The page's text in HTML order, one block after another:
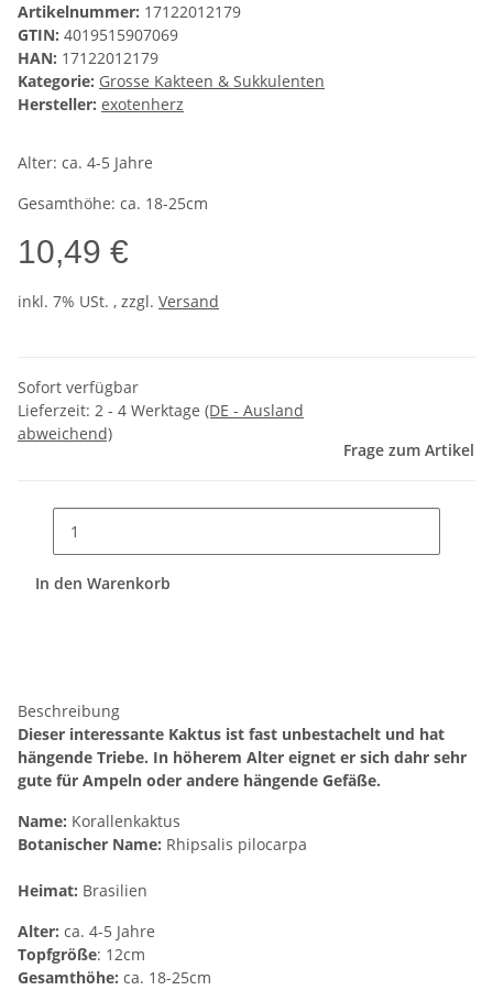
Artikelnummer: 17122012179
GTIN: 4019515907069
HAN: 17122012179
Kategorie: Grosse Kakteen & Sukkulenten
Hersteller: exotenherz
Alter: ca. 4-5 Jahre
Gesamthöhe: ca. 18-25cm
10,49 €
inkl. 7% USt. , zzgl. Versand
Sofort verfügbar
Lieferzeit: 2 - 4 Werktage (DE - Ausland
abweichend)
Frage zum Artikel
In den Warenkorb
Beschreibung
Dieser interessante Kaktus ist fast unbestachelt und hat
hängende Triebe. In höherem Alter eignet er sich dahr sehr
gute für Ampeln oder andere hängende Gefäße.
Name: Korallenkaktus
Botanischer Name: Rhipsalis pilocarpa
Heimat: Brasilien
Alter: ca. 4-5 Jahre
Topfgröße: 12cm
Gesamthöhe: ca. 18-25cm